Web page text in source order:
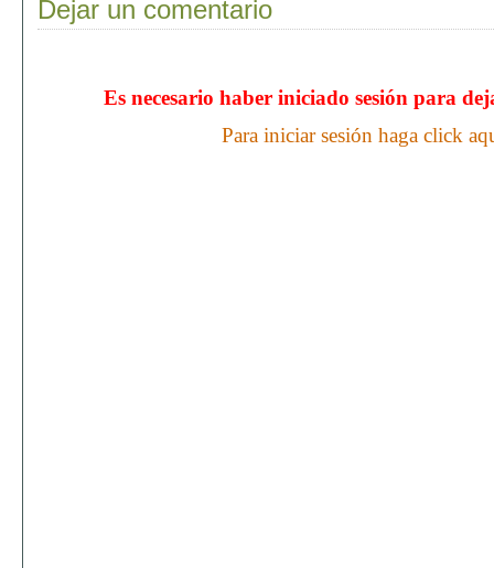
Dejar un comentario
Es necesario haber iniciado sesión para
Para iniciar sesión haga click